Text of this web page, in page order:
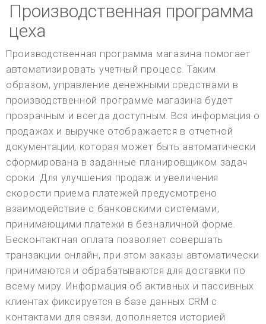
Производственная программа
цеха
Производственная программа магазина помогает
автоматизировать учетный процесс. Таким
образом, управление денежными средствами в
производственной программе магазина будет
прозрачным и всегда доступным. Вся информация о
продажах и выручке отображается в отчетной
документации, которая может быть автоматически
сформирована в заданные планировщиком задач
сроки. Для улучшения продаж и увеличения
скорости приема платежей предусмотрено
взаимодействие с банковскими системами,
принимающими платежи в безналичной форме.
Бесконтактная оплата позволяет совершать
транзакции онлайн, при этом заказы автоматически
принимаются и обрабатываются для доставки по
всему миру. Информация об активных и пассивных
клиентах фиксируется в базе данных CRM с
контактами для связи, дополняется историей